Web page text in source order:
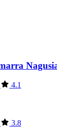
4.1
3.8